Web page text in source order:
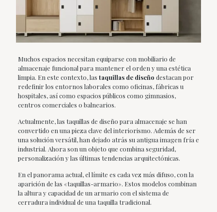
Muchos espacios necesitan equiparse con mobiliario de
almacenaje funcional para mantener el orden y una estética
limpia. En este contexto, las taquillas de diseño destacan por
redefinir los entornos laborales como oficinas, fábricas u
hospitales, así como espacios públicos como gimnasios,
centros comerciales o balnearios.
Actualmente, las taquillas de diseño para almacenaje se han
convertido en una pieza clave del interiorismo. Además de ser
una solución versátil, han dejado atrás su antigua imagen fría e
industrial. Ahora son un objeto que combina seguridad,
personalización y las últimas tendencias arquitectónicas.
En el panorama actual, el límite es cada vez más difuso, con la
aparición de las «taquillas-armario». Estos modelos combinan
la altura y capacidad de un armario con el sistema de
cerradura individual de una taquilla tradicional.